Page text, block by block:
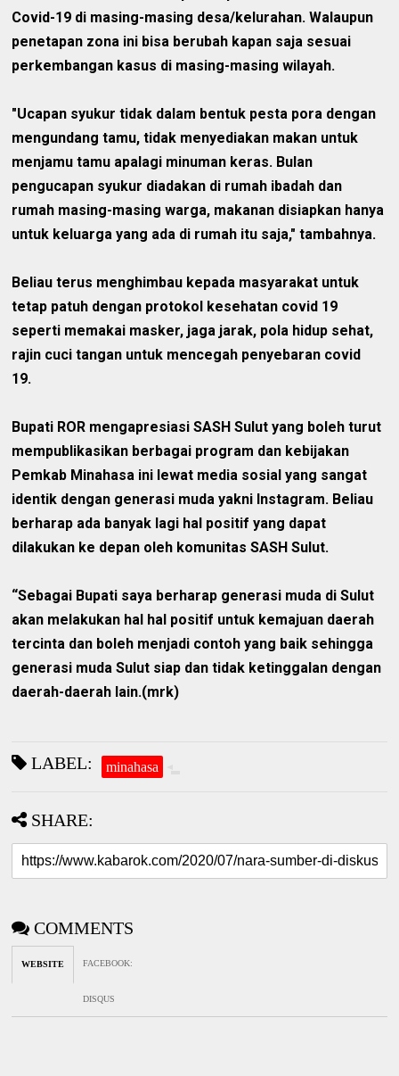
Covid-19 di masing-masing desa/kelurahan. Walaupun
penetapan zona ini bisa berubah kapan saja sesuai
perkembangan kasus di masing-masing wilayah.
"Ucapan syukur tidak dalam bentuk pesta pora dengan
mengundang tamu, tidak menyediakan makan untuk
menjamu tamu apalagi minuman keras. Bulan
pengucapan syukur diadakan di rumah ibadah dan
rumah masing-masing warga, makanan disiapkan hanya
untuk keluarga yang ada di rumah itu saja," tambahnya.
Beliau terus menghimbau kepada masyarakat untuk
tetap patuh dengan protokol kesehatan covid 19
seperti memakai masker, jaga jarak, pola hidup sehat,
rajin cuci tangan untuk mencegah penyebaran covid
19.
Bupati ROR mengapresiasi SASH Sulut yang boleh turut
mempublikasikan berbagai program dan kebijakan
Pemkab Minahasa ini lewat media sosial yang sangat
identik dengan generasi muda yakni Instagram. Beliau
berharap ada banyak lagi hal positif yang dapat
dilakukan ke depan oleh komunitas SASH Sulut.
“Sebagai Bupati saya berharap generasi muda di Sulut
akan melakukan hal hal positif untuk kemajuan daerah
tercinta dan boleh menjadi contoh yang baik sehingga
generasi muda Sulut siap dan tidak ketinggalan dengan
daerah-daerah lain.(mrk)
LABEL: minahasa
SHARE:
COMMENTS
WEBSITE FACEBOOK:
DISQUS